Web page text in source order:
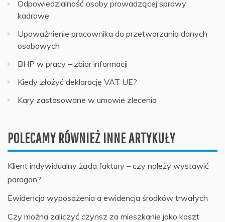
Odpowiedzialność osoby prowadzącej sprawy
kadrowe
Upoważnienie pracownika do przetwarzania danych
osobowych
BHP w pracy – zbiór informacji
Kiedy złożyć deklarację VAT UE?
Kary zastosowane w umowie zlecenia
POLECAMY RÓWNIEŻ INNE ARTYKUŁY
Klient indywidualny żąda faktury – czy należy wystawić
paragon?
Ewidencja wyposażenia a ewidencja środków trwałych
Czy można zaliczyć czynsz za mieszkanie jako koszt